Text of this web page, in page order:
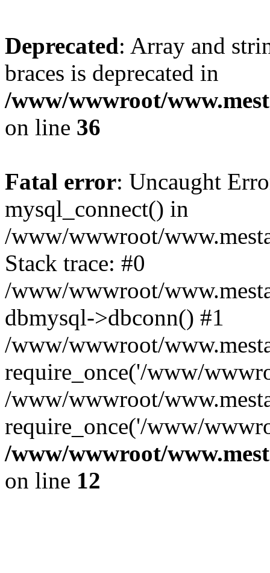
Deprecated: Array and
braces is deprecated in
/www/wwwroot/
on line 36
Fatal error: Uncaught
mysql_connect() in
/www/wwwroot/
Stack trace: #0
/www/wwwroot/
dbmysql->dbconn() #1
/www/wwwroot/
require_once('/www/
/www/wwwroot/
require_once('/www/
/www/wwwroot/
on line 12